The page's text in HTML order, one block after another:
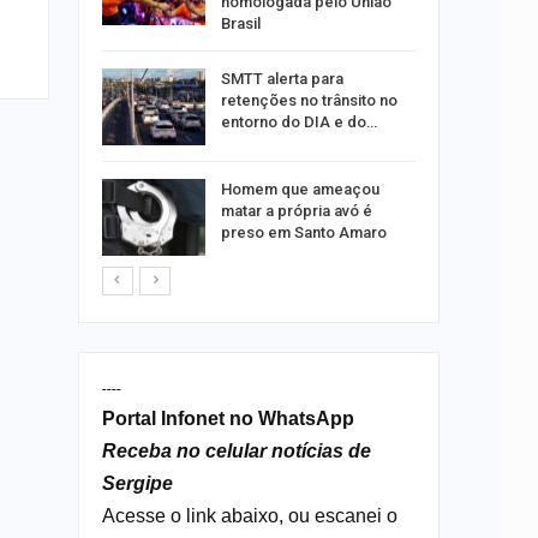
Brasil
SMTT alerta para
retenções no trânsito no
entorno do DIA e do…
Homem que ameaçou
matar a própria avó é
preso em Santo Amaro
----
Portal Infonet no WhatsApp
Receba no celular notícias de
Sergipe
Acesse o link abaixo, ou escanei o